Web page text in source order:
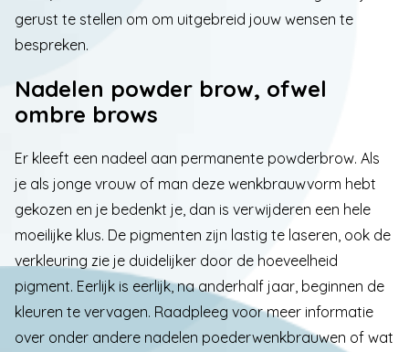
gerust te stellen om om uitgebreid jouw wensen te
bespreken.
Nadelen powder brow, ofwel
ombre brows
Er kleeft een nadeel aan permanente powderbrow. Als
je als jonge vrouw of man deze wenkbrauwvorm hebt
gekozen en je bedenkt je, dan is verwijderen een hele
moeilijke klus. De pigmenten zijn lastig te laseren, ook de
verkleuring zie je duidelijker door de hoeveelheid
pigment. Eerlijk is eerlijk, na anderhalf jaar, beginnen de
kleuren te vervagen. Raadpleeg voor meer informatie
over onder andere nadelen poederwenkbrauwen of wat